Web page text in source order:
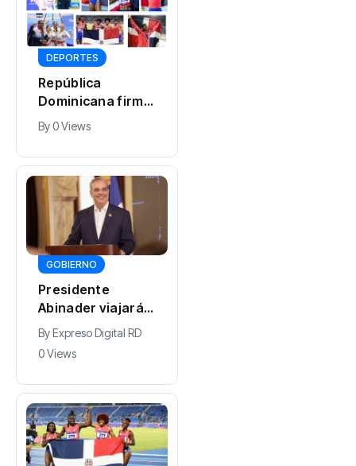
DEPORTES
República
Dominicana firma
su mejor
actuación en
historia JCC
By0 Views
GOBIERNO
Presidente
Abinader viajará a
Colombia para
participar en la
toma de posesión
de Abelardo de la
Espriella
ByExpreso Digital RD
0 Views